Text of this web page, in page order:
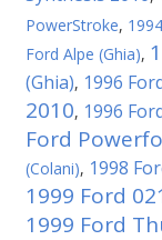
PowerStroke,
Ford Alpe (Ghia),
(Ghia), 1996
2010, 1996
Ford
(Colani), 1998
1999 Ford
1999 Ford